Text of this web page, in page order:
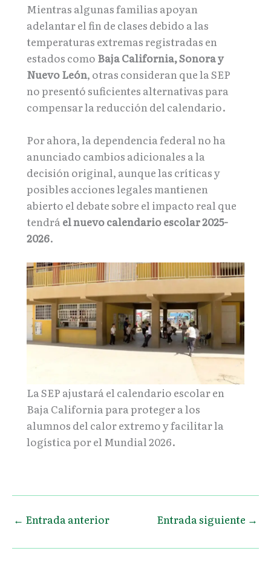
Mientras algunas familias apoyan
adelantar el fin de clases debido a las
temperaturas extremas registradas en
estados como Baja California, Sonora y
Nuevo León, otras consideran que la SEP
no presentó suficientes alternativas para
compensar la reducción del calendario.
Por ahora, la dependencia federal no ha
anunciado cambios adicionales a la
decisión original, aunque las críticas y
posibles acciones legales mantienen
abierto el debate sobre el impacto real que
tendrá el nuevo calendario escolar 2025-
2026.
La SEP ajustará el calendario escolar en
Baja California para proteger a los
alumnos del calor extremo y facilitar la
logística por el Mundial 2026.
← Entrada anterior Entrada siguiente →